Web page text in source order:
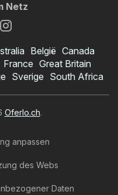
Netz
België Canada
France Great Britain
Sverige South Africa
Oferlo.ch.
anpassen
des Webs
Daten